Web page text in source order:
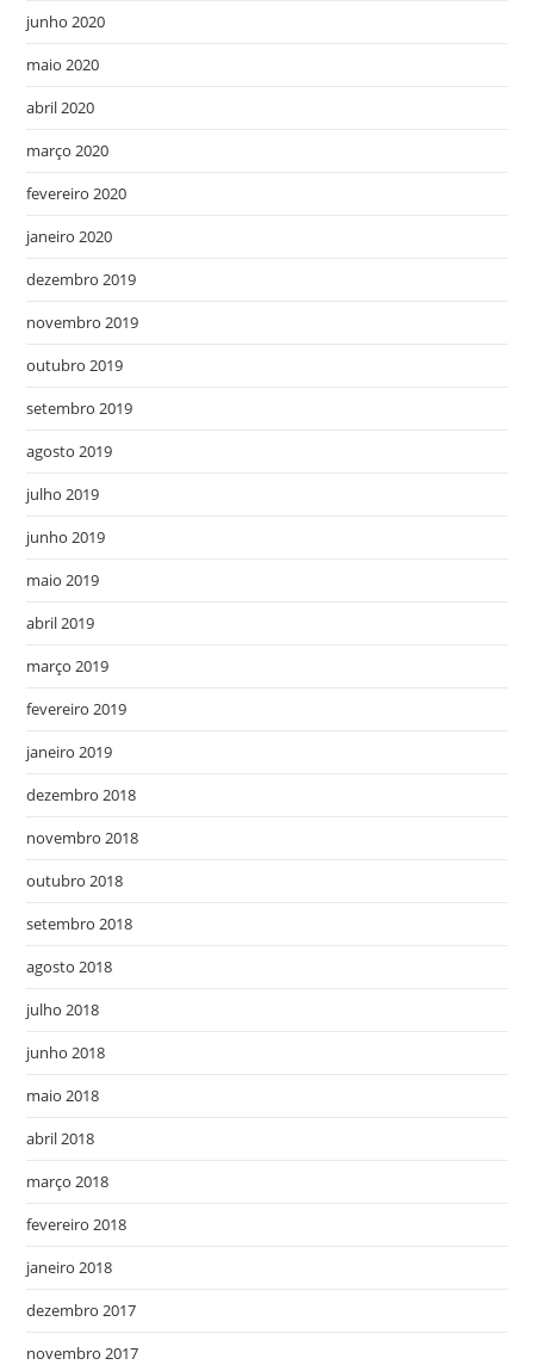
junho 2020
maio 2020
abril 2020
março 2020
fevereiro 2020
janeiro 2020
dezembro 2019
novembro 2019
outubro 2019
setembro 2019
agosto 2019
julho 2019
junho 2019
maio 2019
abril 2019
março 2019
fevereiro 2019
janeiro 2019
dezembro 2018
novembro 2018
outubro 2018
setembro 2018
agosto 2018
julho 2018
junho 2018
maio 2018
abril 2018
março 2018
fevereiro 2018
janeiro 2018
dezembro 2017
novembro 2017